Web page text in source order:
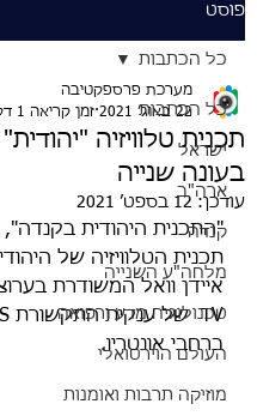
פוסט
כל הכתבות
ישראל
ארה"ב
קנדה
מלחה"ע השנייה
טכנולוגיה מדע ורפואה
העולם הוירטואלי
מוזיקה תרבות ואומנות
כל הכתבות
תכנית טלוויזיה
בעונה שנייה
מערכת פרספקטיבה
22 באוג׳ 2021
זמן קריאה 1 דקות
עודכן: 12 בספט׳ 2021
"התכנית היהודית בקנדה",
תכנית הטלוויזיה של
ברחבי אונטריו.